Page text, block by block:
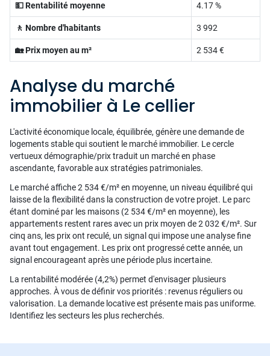
💵 Rentabilité moyenne 4.17 %
🚶 Nombre d'habitants 3 992
🏡 Prix moyen au m² 2 534 €
Analyse du marché
immobilier à Le cellier
L'activité économique locale, équilibrée, génère une demande de
logements stable qui soutient le marché immobilier. Le cercle
vertueux démographie/prix traduit un marché en phase
ascendante, favorable aux stratégies patrimoniales.
Le marché affiche 2 534 €/m² en moyenne, un niveau équilibré qui
laisse de la flexibilité dans la construction de votre projet. Le parc
étant dominé par les maisons (2 534 €/m² en moyenne), les
appartements restent rares avec un prix moyen de 2 032 €/m². Sur
cinq ans, les prix ont reculé, un signal qui impose une analyse fine
avant tout engagement. Les prix ont progressé cette année, un
signal encourageant après une période plus incertaine.
La rentabilité modérée (4,2%) permet d'envisager plusieurs
approches. À vous de définir vos priorités : revenus réguliers ou
valorisation. La demande locative est présente mais pas uniforme.
Identifiez les secteurs les plus recherchés.